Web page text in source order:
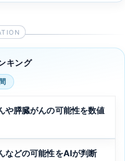
キング
や膵臓がんの可能性を数値
などの可能性をAIが判断